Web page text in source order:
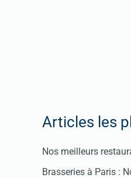
Articles les
Nos meilleurs
Brasseries à Paris :